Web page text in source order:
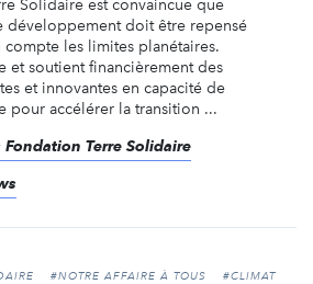
Solidaire est convaincue que
développement doit être repensé
les limites planétaires.
et soutient financièrement des
et innovantes en capacité de
pour accélérer la transition ...
Fondation Terre Solidaire
#NOTRE AFFAIRE À TOUS #CLIMAT